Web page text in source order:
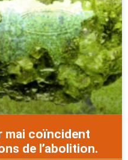
mai coïncident
de l’abolition.